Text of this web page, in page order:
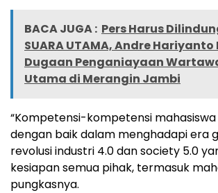
BACA JUGA : Pers Harus
SUARA UTAMA, Andre
Dugaan Penganiayaan
Utama di Merangin Jambi
“Kompetensi-kompetensi
dengan baik dalam menghadapi era
revolusi industri 4.0 dan society 5.0
kesiapan semua pihak, termasuk
pungkasnya.